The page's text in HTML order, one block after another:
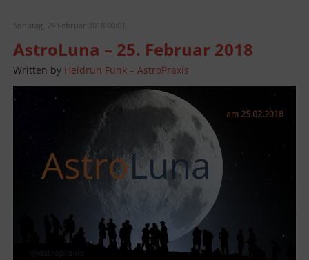
Sonntag, 25 Februar 2018 00:01
AstroLuna – 25. Februar 2018
Written by Heidrun Funk – AstroPraxis